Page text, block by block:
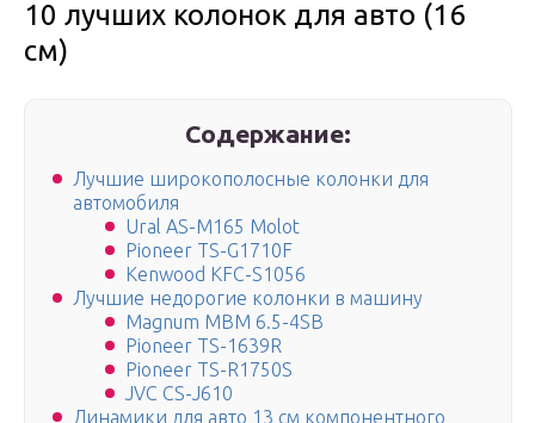
10 лучших колонок для авто (16
см)
Содержание:
Лучшие широкополосные колонки для
автомобиля
Ural AS-M165 Molot
Pioneer TS-G1710F
Kenwood KFC-S1056
Лучшие недорогие колонки в машину
Magnum MBM 6.5-4SB
Pioneer TS-1639R
Pioneer TS-R1750S
JVC CS-J610
Динамики для авто 13 см компонентного